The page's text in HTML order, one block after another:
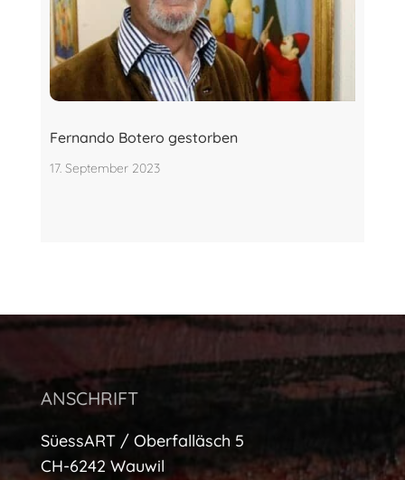
Fernando Botero gestorben
17. September 2023
ANSCHRIFT
SüessART / Oberfalläsch 5
CH-6242 Wauwil